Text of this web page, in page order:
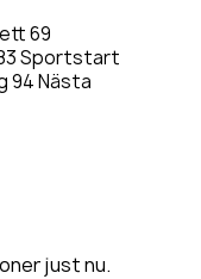
69
Sportstart
94 Nästa
just nu.